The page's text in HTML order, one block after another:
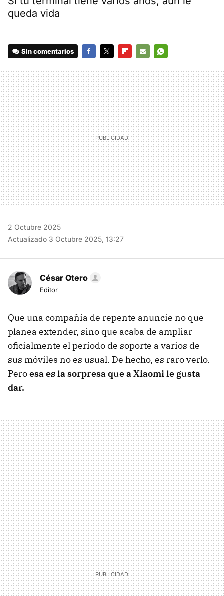
queda vida
Sin comentarios
MAIL
2 Octubre 2025
Actualizado 3 Octubre 2025, 13:27
César Otero
Editor
Que una compañía de repente anuncie no que
planea extender, sino que acaba de ampliar
oficialmente el período de soporte a varios de
sus móviles no es usual. De hecho, es raro verlo.
Peroesa es la sorpresa que a Xiaomi le gusta
dar.